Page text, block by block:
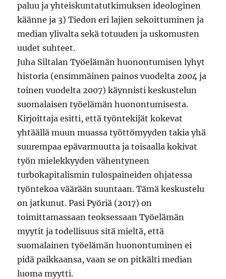
paluu ja yhteiskuntatutkimuksen ideologinen
käänne ja 3) Tiedon eri lajien sekoittuminen ja
median ylivalta sekä totuuden ja uskomusten
uudet suhteet.
Juha Siltalan Työelämän huonontumisen lyhyt
historia (ensimmäinen painos vuodelta 2004 ja
toinen vuodelta 2007) käynnisti keskustelun
suomalaisen työelämän huonontumisesta.
Kirjoittaja esitti, että työntekijät kokevat
yhtäällä muun muassa työttömyyden takia yhä
suurempaa epävarmuutta ja toisaalla kokivat
työn mielekkyyden vähentyneen
turbokapitalismin tulospaineiden ohjatessa
työntekoa väärään suuntaan. Tämä keskustelu
on jatkunut. Pasi Pyöriä (2017) on
toimittamassaan teoksessaan Työelämän
myytit ja todellisuus sitä mieltä, että
suomalainen työelämän huonontuminen ei
pidä paikkaansa, vaan se on pitkälti median
luoma myytti.